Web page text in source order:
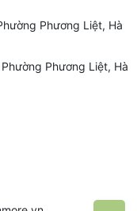
Phương Liệt, Hà
Phương Liệt, Hà